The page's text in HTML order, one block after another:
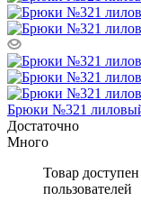
Брюки №321
Достаточно
Много
Товар
пользователей